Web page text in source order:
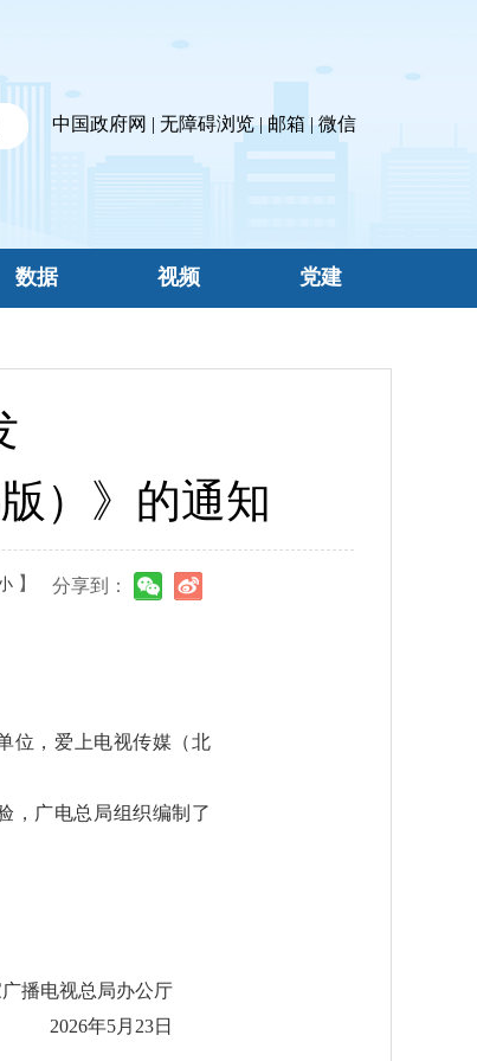
中国政府网 | 无障碍浏览|邮箱 |微信
数据 视频 党建
）》的通知
】 分享到：
位，爱上电视传媒（北
，广电总局组织编制了
广播电视总局办公厅
2026年5月23日